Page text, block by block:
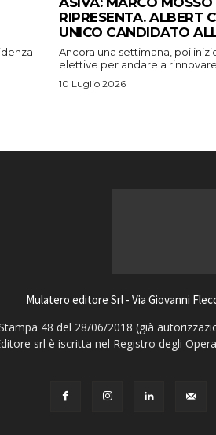
RIPRESENTA. ALBERT
UNICO CANDIDATO
Ancora una settimana, poi
elettive per andare a rinnovare
10 Luglio 2026
Mulatero editore Srl - Via Giovanni
48 del 28/06/2018 (già
srl è iscritta nel Registro degli